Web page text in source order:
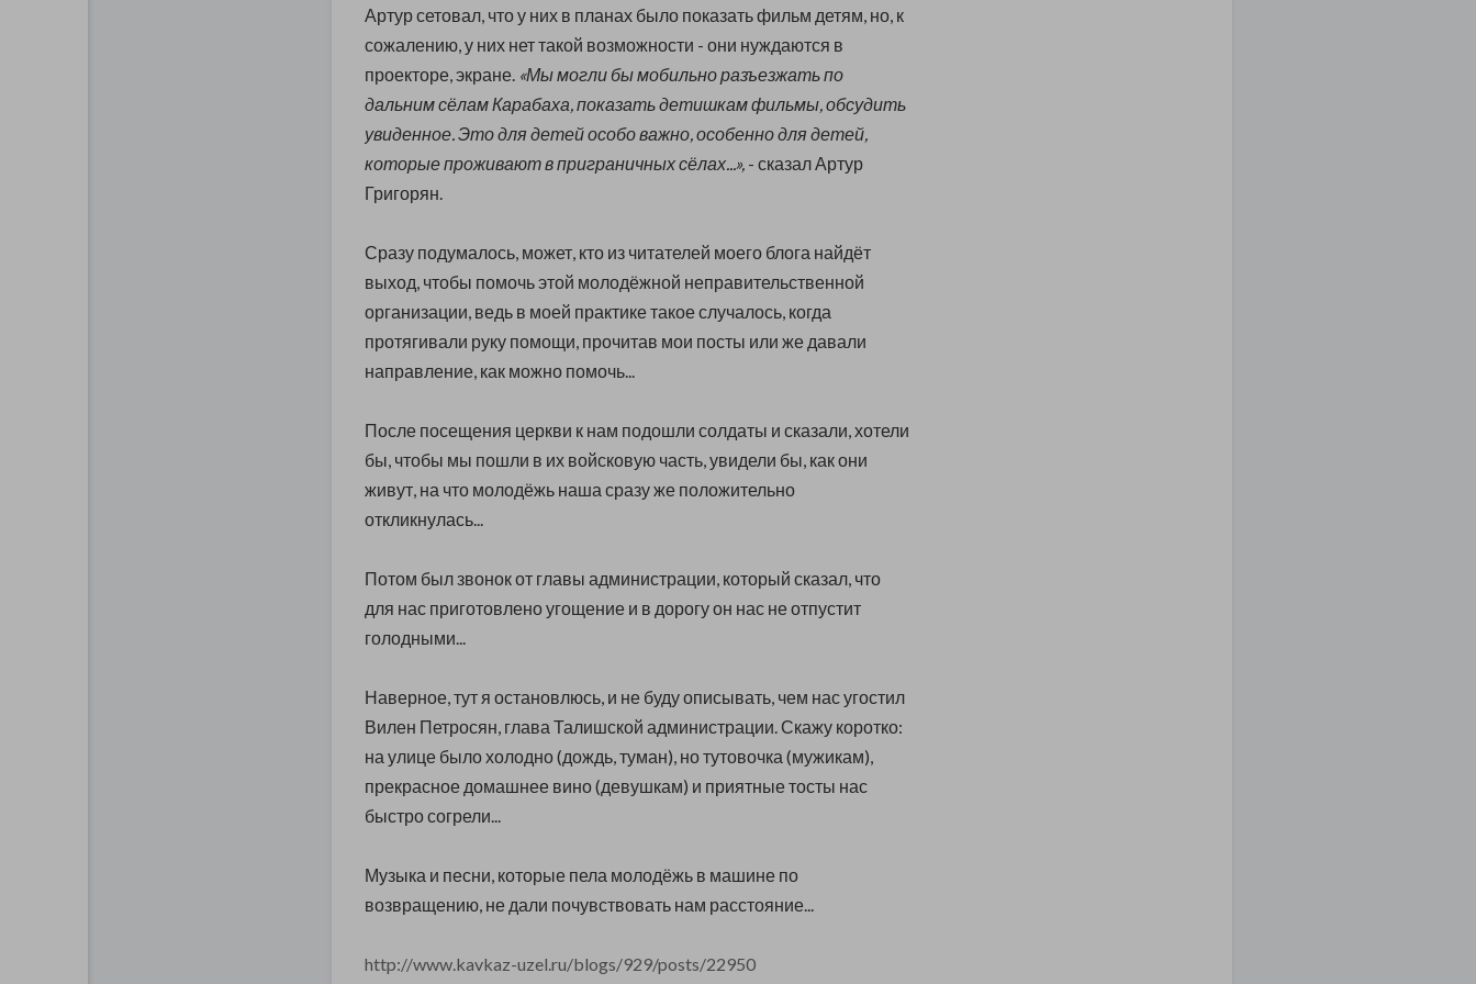
Артур сетовал, что у них в планах было показать фильм детям, но, к
сожалению, у них нет такой возможности - они нуждаются в
проекторе, экране. «Мы могли бы мобильно разъезжать по
дальним сёлам Карабаха, показать детишкам фильмы, обсудить
увиденное. Это для детей особо важно, особенно для детей,
которые проживают в приграничных сёлах...», - сказал Артур
Григорян.
Сразу подумалось, может, кто из читателей моего блога найдёт
выход, чтобы помочь этой молодёжной неправительственной
организации, ведь в моей практике такое случалось, когда
протягивали руку помощи, прочитав мои посты или же давали
направление, как можно помочь...
После посещения церкви к нам подошли солдаты и сказали, хотели
бы, чтобы мы пошли в их войсковую часть, увидели бы, как они
живут, на что молодёжь наша сразу же положительно
откликнулась...
Потом был звонок от главы администрации, который сказал, что
для нас приготовлено угощение и в дорогу он нас не отпустит
голодными...
Наверное, тут я остановлюсь, и не буду описывать, чем нас угостил
Вилен Петросян, глава Талишской администрации. Скажу коротко:
на улице было холодно (дождь, туман), но тутовочка (мужикам),
прекрасное домашнее вино (девушкам) и приятные тосты нас
быстро согрели...
Музыка и песни, которые пела молодёжь в машине по
возвращению, не дали почувствовать нам расстояние...
http://www.kavkaz-uzel.ru/blogs/929/posts/22950